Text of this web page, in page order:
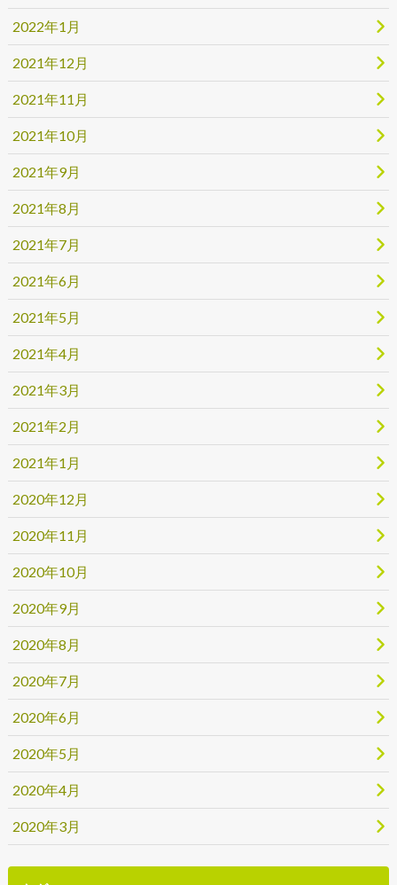
2022年1月
2021年12月
2021年11月
2021年10月
2021年9月
2021年8月
2021年7月
2021年6月
2021年5月
2021年4月
2021年3月
2021年2月
2021年1月
2020年12月
2020年11月
2020年10月
2020年9月
2020年8月
2020年7月
2020年6月
2020年5月
2020年4月
2020年3月